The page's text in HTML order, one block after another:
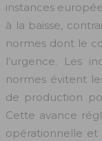
instances
à la baisse,
normes dont le
l’urgence. Les
normes évitent
de production
Cette avance
opérationnelle